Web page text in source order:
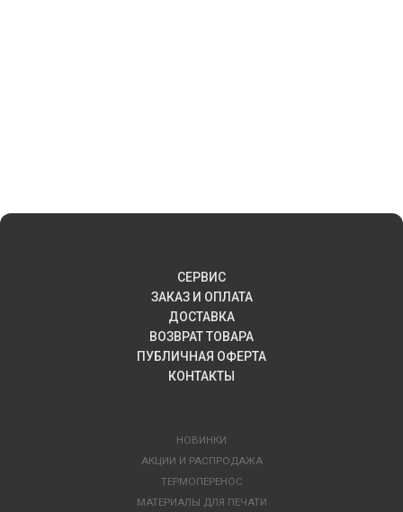
СЕРВИС
ЗАКАЗ И ОПЛАТА
ДОСТАВКА
ВОЗВРАТ ТОВАРА
ПУБЛИЧНАЯ ОФЕРТА
КОНТАКТЫ
НОВИНКИ
АКЦИИ И РАСПРОДАЖА
ТЕРМОПЕРЕНОС
МАТЕРИАЛЫ ДЛЯ ПЕЧАТИ